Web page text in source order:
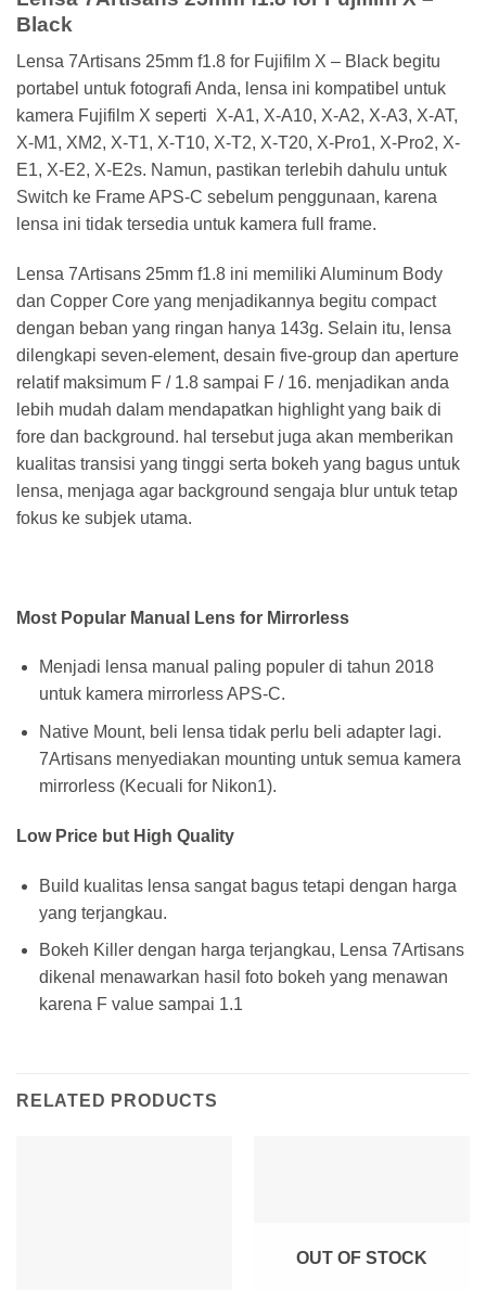
Black
Lensa 7Artisans 25mm f1.8 for Fujifilm X – Black begitu
portabel untuk fotografi Anda, lensa ini kompatibel untuk
kamera Fujifilm X seperti X-A1, X-A10, X-A2, X-A3, X-AT,
X-M1, XM2, X-T1, X-T10, X-T2, X-T20, X-Pro1, X-Pro2, X-
E1, X-E2, X-E2s. Namun, pastikan terlebih dahulu untuk
Switch ke Frame APS-C sebelum penggunaan, karena
lensa ini tidak tersedia untuk kamera full frame.
Lensa 7Artisans 25mm f1.8 ini memiliki Aluminum Body
dan Copper Core yang menjadikannya begitu compact
dengan beban yang ringan hanya 143g. Selain itu, lensa
dilengkapi seven-element, desain five-group dan aperture
relatif maksimum F / 1.8 sampai F / 16. menjadikan anda
lebih mudah dalam mendapatkan highlight yang baik di
fore dan background. hal tersebut juga akan memberikan
kualitas transisi yang tinggi serta bokeh yang bagus untuk
lensa, menjaga agar background sengaja blur untuk tetap
fokus ke subjek utama.
Most Popular Manual Lens for Mirrorless
Menjadi lensa manual paling populer di tahun 2018
untuk kamera mirrorless APS-C.
Native Mount, beli lensa tidak perlu beli adapter lagi.
7Artisans menyediakan mounting untuk semua kamera
mirrorless (Kecuali for Nikon1).
Low Price but High Quality
Build kualitas lensa sangat bagus tetapi dengan harga
yang terjangkau.
Bokeh Killer dengan harga terjangkau, Lensa 7Artisans
dikenal menawarkan hasil foto bokeh yang menawan
karena F value sampai 1.1
RELATED PRODUCTS
OUT OF STOCK